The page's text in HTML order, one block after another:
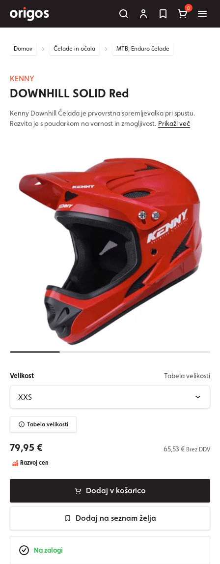
0
Domov Čelade in očala MTB, Enduro čelade
KENNY
DOWNHILL SOLID Red
Kenny Downhill Čelada je prvovrstna spremljevalka pri spustu.
Razvita je s poudarkom na varnost in zmogljivost. Prikaži več
Velikost Tabela velikosti
Tabela velikosti
79,95 € 65,53 € Brez DDV
Razvoj cen
Dodaj v košarico
Dodaj na seznam želja
Na zalogi